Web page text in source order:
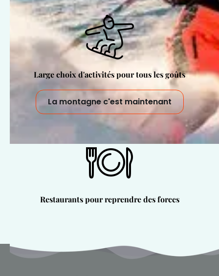
Large choix d'activités pour tous les goûts
La montagne c'est maintenant
Restaurants pour reprendre des forces